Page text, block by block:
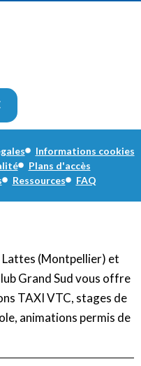
Informations cookies
Plans d'accès
Ressources FAQ
Lattes (Montpellier) et
Grand Sud vous offre
TAXI VTC, stages de
animations permis de